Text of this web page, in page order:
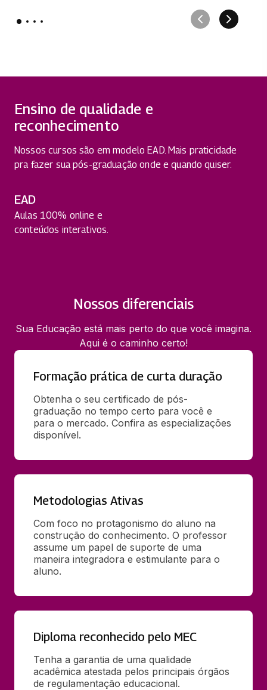
Ensino de qualidade e
reconhecimento
Nossos cursos são em modelo EAD. Mais praticidade
pra fazer sua pós-graduação onde e quando quiser.
EAD
Aulas 100% online e
conteúdos interativos.
Nossos diferenciais
Sua Educação está mais perto do que você imagina.
Aqui é o caminho certo!
Formação prática de curta duração
Obtenha o seu certificado de pós-
graduação no tempo certo para você e
para o mercado. Confira as especializações
disponível.
Metodologias Ativas
Com foco no protagonismo do aluno na
construção do conhecimento. O professor
assume um papel de suporte de uma
maneira integradora e estimulante para o
aluno.
Diploma reconhecido pelo MEC
Tenha a garantia de uma qualidade
acadêmica atestada pelos principais órgãos
de regulamentação educacional.